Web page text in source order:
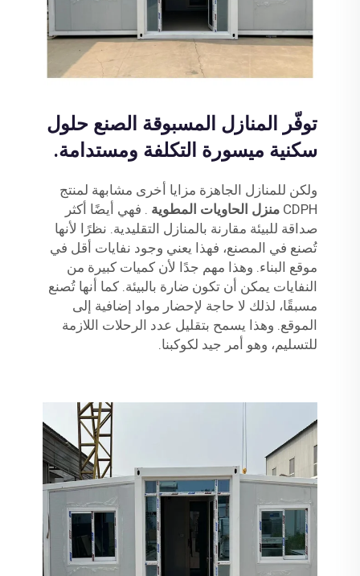
توفّر المنازل المسبوقة الصنع حلول
سكنية ميسورة التكلفة ومستدامة.
ولكن للمنازل الجاهزة مزايا أخرى مشابهة لمنتج
CDPH منزل الحاويات المطوية . فهي أيضًا أكثر
صداقة للبيئة مقارنة بالمنازل التقليدية. نظرًا لأنها
تُصنع في المصنع، فهذا يعني وجود نفايات أقل في
موقع البناء. وهذا مهم جدًا لأن كميات كبيرة من
النفايات يمكن أن تكون ضارة بالبيئة. كما أنها تُصنع
مسبقًا، لذلك لا حاجة لإحضار مواد إضافية إلى
الموقع. وهذا يسمح بتقليل عدد الرحلات اللازمة
للتسليم، وهو أمر جيد لكوكبنا.